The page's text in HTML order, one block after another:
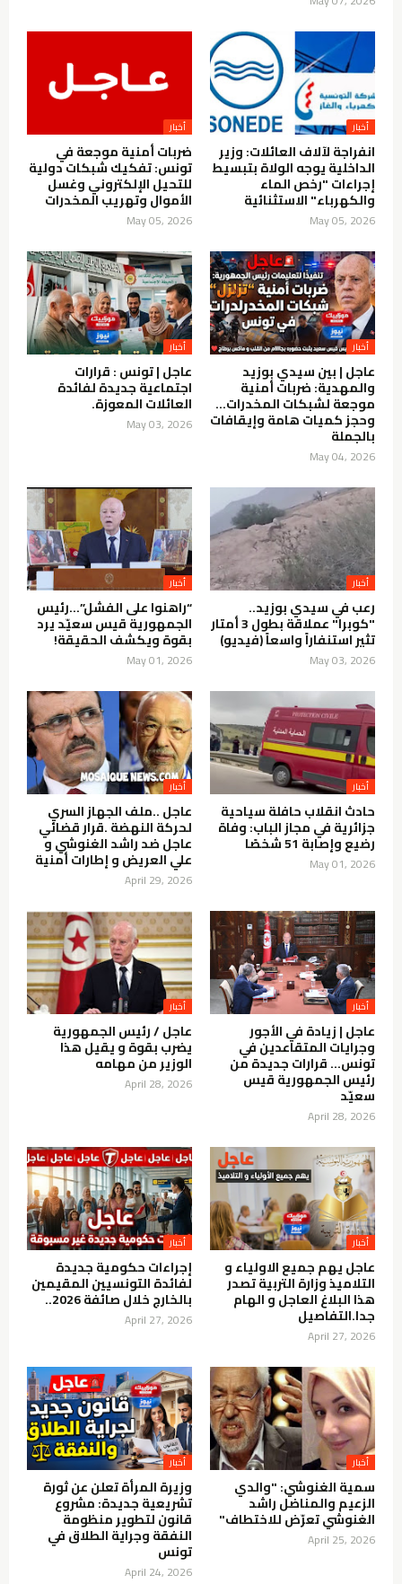
انفراجة لآلاف العائلات: وزير
الداخلية يوجه الولاة بتبسيط
إجراءات "رخص الماء
والكهرباء" الاستثنائية
May 05, 2026
ضربات أمنية موجعة في
تونس: تفكيك شبكات دولية
للتحيل الإلكتروني وغسل
الأموال وتهريب المخدرات
May 05, 2026
عاجل | بين سيدي بوزيد
والمهدية: ضربات أمنية
موجعة لشبكات المخدرات…
وحجز كميات هامة وإيقافات
بالجملة
May 04, 2026
عاجل | تونس : قرارات
اجتماعية جديدة لفائدة
العائلات المعوزة.
May 03, 2026
رعب في سيدي بوزيد..
"كوبرا" عملاقة بطول 3 أمتار
تثير استنفاراً واسعاً (فيديو)
May 03, 2026
“راهنوا على الفشل”…رئيس
الجمهورية قيس سعيّد يرد
بقوة ويكشف الحقيقة!
May 01, 2026
حادث انقلاب حافلة سياحية
جزائرية في مجاز الباب: وفاة
رضيع وإصابة 51 شخصًا
May 01, 2026
عاجل ..ملف الجهاز السري
لحركة النهضة .قرار قضائي
عاجل ضد راشد الغنوشي و
علي العريض و إطارات أمنية
April 29, 2026
عاجل | زيادة في الأجور
وجرايات المتقاعدين في
تونس… قرارات جديدة من
رئيس الجمهورية قيس
سعيّد
April 28, 2026
عاجل / رئيس الجمهورية
يضرب بقوة و يقيل هذا
الوزير من مهامه
April 28, 2026
عاجل يهم جميع الاولياء و
التلاميذ وزارة التربية تصدر
هذا البلاغ العاجل و الهام
جدا.التفاصيل
April 27, 2026
إجراءات حكومية جديدة
لفائدة التونسيين المقيمين
بالخارج خلال صائفة 2026..
April 27, 2026
سمية الغنوشي: "والدي
الزعيم والمناضل راشد
الغنوشي تعرّض للاختطاف"
April 25, 2026
وزيرة المرأة تعلن عن ثورة
تشريعية جديدة: مشروع
قانون لتطوير منظومة
النفقة وجراية الطلاق في
تونس
April 24, 2026